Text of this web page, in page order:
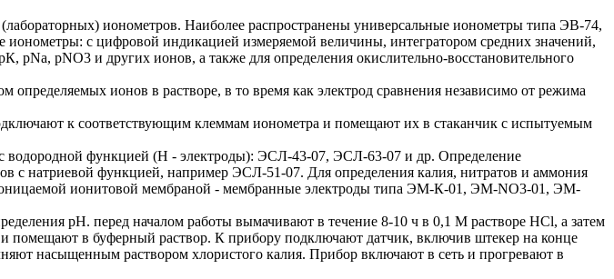
ионометров. Наиболее распространены универсальные ионометры типа ЭВ-74,
с цифровой индикацией измеряемой величины, интегратором средних значений,
pNa, рNО3 и других ионов, а также для определения окислительно-восстановительного
определяемых ионов в растворе, в то время как электрод сравнения независимо от режима
к соответствующим клеммам ионометра и помещают их в стаканчик с испытуемым
водородной функцией (Н - электроды): ЭСЛ-43-07, ЭСЛ-63-07 и др. Определение
с натриевой функцией, например ЭСЛ-51-07. Для определения калия, нитратов и аммония
ионитовой мембраной - мембранные электроды типа ЭМ-К-01, ЭМ-NО3-01, ЭM-
рН. перед началом работы вымачивают в течение 8-10 ч в 0,1 М растворе НСl, а затем
помещают в буферный раствор. К прибору подключают датчик, включив штекер на конце
насыщенным раствором хлористого калия. Прибор включают в сеть и прогревают в